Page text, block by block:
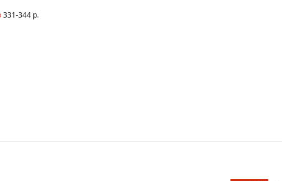
331-344 p.